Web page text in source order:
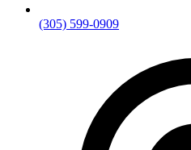
(305) 599-0909